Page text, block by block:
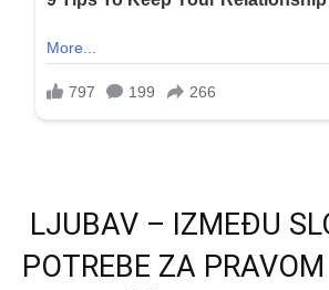
LJUBAV – IZMEĐU
POTREBE ZA PRAVOM